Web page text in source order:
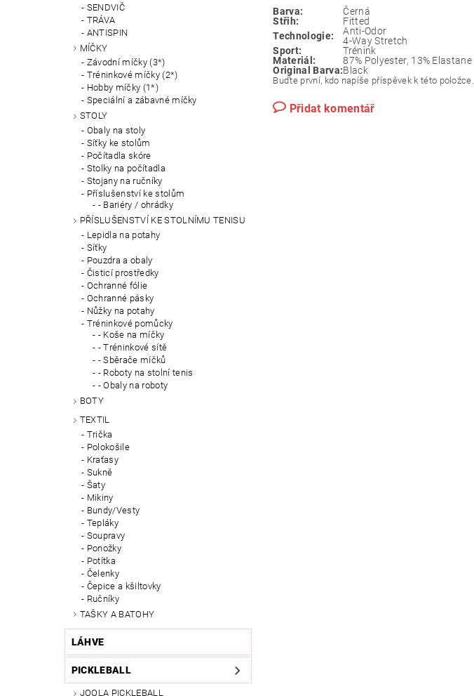
SENDVIČ
TRÁVA
ANTISPIN
MÍČKY
Závodní míčky (3*)
Tréninkové míčky (2*)
Hobby míčky (1*)
Speciální a zábavné míčky
STOLY
Obaly na stoly
Síťky ke stolům
Počítadla skóre
Stolky na počítadla
Stojany na ručníky
Příslušenství ke stolům
- Bariéry / ohrádky
PŘÍSLUŠENSTVÍ KE STOLNÍMU TENISU
Lepidla na potahy
Síťky
Pouzdra a obaly
Čisticí prostředky
Ochranné fólie
Ochranné pásky
Nůžky na potahy
Tréninkové pomůcky
- Koše na míčky
- Tréninkové sítě
- Sběrače míčků
- Roboty na stolní tenis
- Obaly na roboty
BOTY
TEXTIL
Trička
Polokošile
Kraťasy
Sukně
Šaty
Mikiny
Bundy/Vesty
Tepláky
Soupravy
Ponožky
Potítka
Čelenky
Čepice a kšiltovky
Ručníky
TAŠKY A BATOHY
LÁHVE
PICKLEBALL
JOOLA PICKLEBALL
Barva:
Černá
Střih:
Fitted
Technologie:
Anti-Odor
4-Way Stretch
Sport:
Trénink
Materiál:
87% Polyester, 13% Elastane
Original Barva:Black
Buďte první, kdo napíše příspěvek k této položce.
Přidat komentář